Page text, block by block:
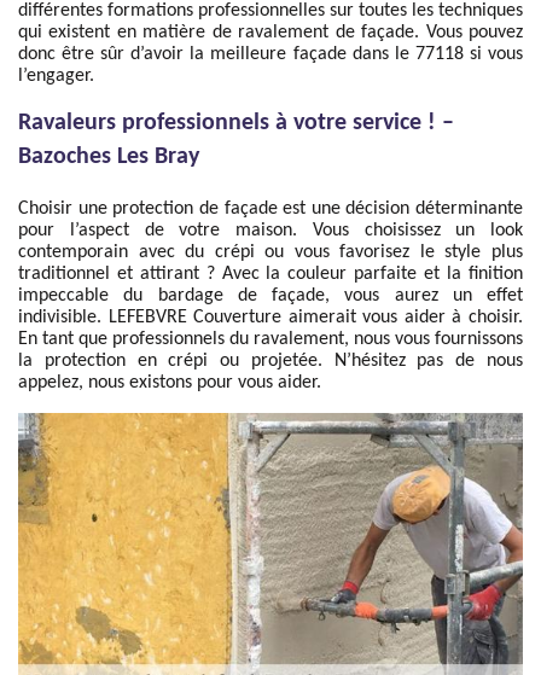
différentes formations professionnelles sur toutes les techniques
qui existent en matière de ravalement de façade. Vous pouvez
donc être sûr d’avoir la meilleure façade dans le 77118 si vous
l’engager.
Ravaleurs professionnels à votre service ! –
Bazoches Les Bray
Choisir une protection de façade est une décision déterminante
pour l’aspect de votre maison. Vous choisissez un look
contemporain avec du crépi ou vous favorisez le style plus
traditionnel et attirant ? Avec la couleur parfaite et la finition
impeccable du bardage de façade, vous aurez un effet
indivisible. LEFEBVRE Couverture aimerait vous aider à choisir.
En tant que professionnels du ravalement, nous vous fournissons
la protection en crépi ou projetée. N’hésitez pas de nous
appelez, nous existons pour vous aider.